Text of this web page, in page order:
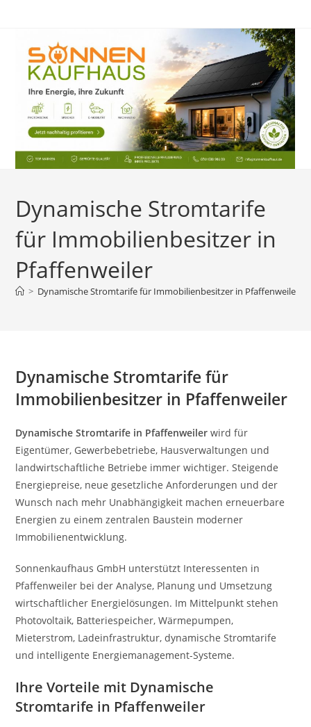
Dynamische Stromtarife
für Immobilienbesitzer in
Pfaffenweiler
> Dynamische Stromtarife für Immobilienbesitzer in Pfaffenweiler
Dynamische Stromtarife für
Immobilienbesitzer in Pfaffenweiler
Dynamische Stromtarife in Pfaffenweiler wird für
Eigentümer, Gewerbebetriebe, Hausverwaltungen und
landwirtschaftliche Betriebe immer wichtiger. Steigende
Energiepreise, neue gesetzliche Anforderungen und der
Wunsch nach mehr Unabhängigkeit machen erneuerbare
Energien zu einem zentralen Baustein moderner
Immobilienentwicklung.
Sonnenkaufhaus GmbH unterstützt Interessenten in
Pfaffenweiler bei der Analyse, Planung und Umsetzung
wirtschaftlicher Energielösungen. Im Mittelpunkt stehen
Photovoltaik, Batteriespeicher, Wärmepumpen,
Mieterstrom, Ladeinfrastruktur, dynamische Stromtarife
und intelligente Energiemanagement-Systeme.
Ihre Vorteile mit Dynamische
Stromtarife in Pfaffenweiler